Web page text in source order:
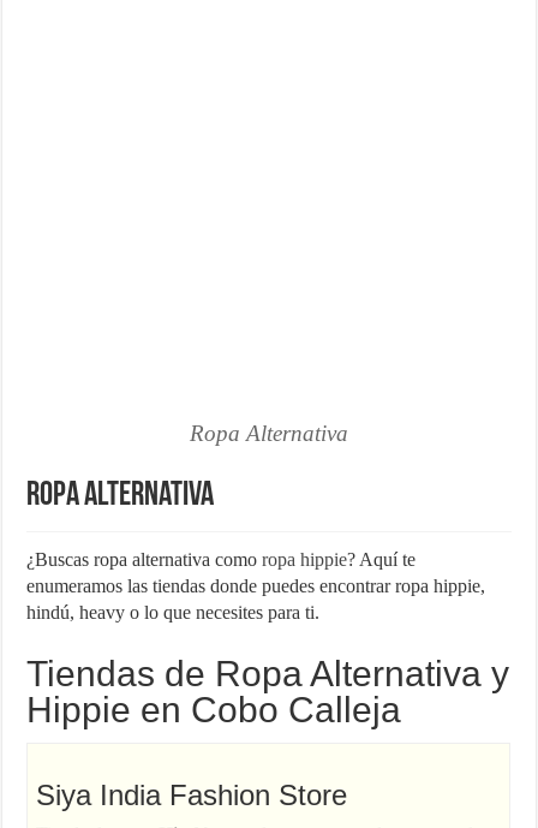
Ropa Alternativa
Ropa Alternativa
¿Buscas ropa alternativa comoropa hippie? Aquí te
enumeramos las tiendas donde puedes encontrar ropa hippie,
hindú, heavy o lo que necesites para ti.
Tiendas de Ropa Alternativa y
Hippie en Cobo Calleja
Siya India Fashion Store